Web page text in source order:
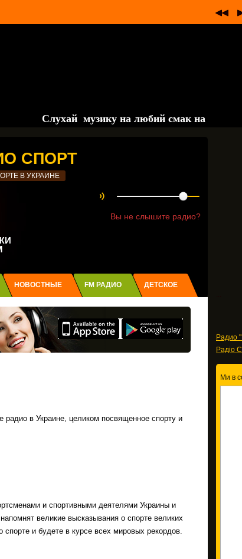
Слухай музику на любий смак на порталі
Радио
Радіо
Ми в
СПОРТ
В УКРАИНЕ
Вы не слышите радио?
НОВОСТНЫЕ FM РАДИО ДЕТСКОЕ
радио в Украине, целиком посвященное спорту и
и спортивными деятелями Украины и
великие высказывания о спорте великих
и будете в курсе всех мировых рекордов.